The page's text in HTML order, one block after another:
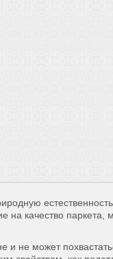
качество паркета,
не может